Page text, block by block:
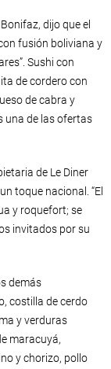
dijo que el
fusión boliviana y
Sushi con
de cordero con
de cabra y
una de las ofertas
de Le Diner
toque nacional. “El
y roquefort; se
invitados por su
demás
costilla de cerdo
y verduras
maracuyá,
y chorizo, pollo